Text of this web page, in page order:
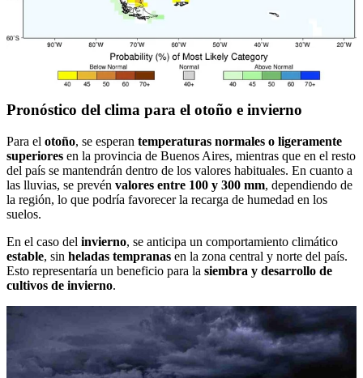
Pronóstico del clima para el otoño e invierno
Para el otoño, se esperan temperaturas normales o ligeramente
superiores en la provincia de Buenos Aires, mientras que en el resto
del país se mantendrán dentro de los valores habituales. En cuanto a
las lluvias, se prevén valores entre 100 y 300 mm, dependiendo de
la región, lo que podría favorecer la recarga de humedad en los
suelos.
En el caso del invierno, se anticipa un comportamiento climático
estable, sin heladas tempranas en la zona central y norte del país.
Esto representaría un beneficio para la siembra y desarrollo de
cultivos de invierno.